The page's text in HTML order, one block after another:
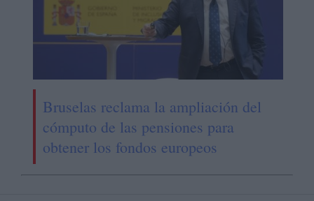
Bruselas reclama la ampliación del
cómputo de las pensiones para
obtener los fondos europeos